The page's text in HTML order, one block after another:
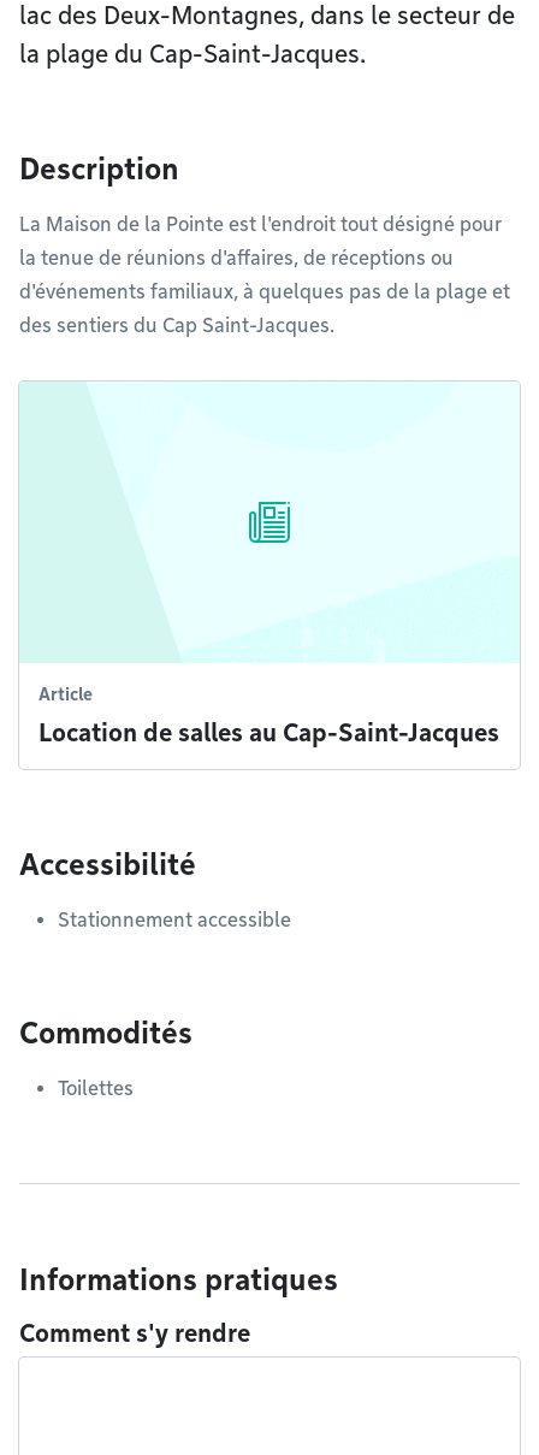
lac des Deux-Montagnes, dans le secteur de
la plage du Cap-Saint-Jacques.
Description
La Maison de la Pointe est l'endroit tout désigné pour
la tenue de réunions d'affaires, de réceptions ou
d'événements familiaux, à quelques pas de la plage et
des sentiers du Cap Saint-Jacques.
Article
Location de salles au Cap-Saint-Jacques
Accessibilité
Stationnement accessible
Commodités
Toilettes
Informations pratiques
Comment s'y rendre